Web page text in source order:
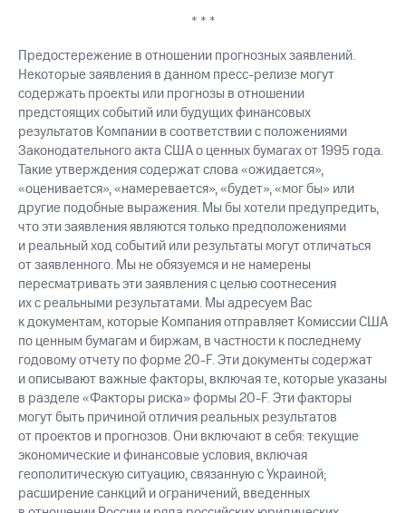
* * *
Предостережение в отношении прогнозных заявлений.
Некоторые заявления в данном пресс-релизе могут
содержать проекты или прогнозы в отношении
предстоящих событий или будущих финансовых
результатов Компании в соответствии с положениями
Законодательного акта США о ценных бумагах от 1995 года.
Такие утверждения содержат слова «ожидается»,
«оценивается», «намеревается», «будет», «мог бы» или
другие подобные выражения. Мы бы хотели предупредить,
что эти заявления являются только предположениями
и реальный ход событий или результаты могут отличаться
от заявленного. Мы не обязуемся и не намерены
пересматривать эти заявления с целью соотнесения
их с реальными результатами. Мы адресуем Вас
к документам, которые Компания отправляет Комиссии США
по ценным бумагам и биржам, в частности к последнему
годовому отчету по форме 20-F. Эти документы содержат
и описывают важные факторы, включая те, которые указаны
в разделе «Факторы риска» формы 20-F. Эти факторы
могут быть причиной отличия реальных результатов
от проектов и прогнозов. Они включают в себя: текущие
экономические и финансовые условия, включая
геополитическую ситуацию, связанную с Украиной;
расширение санкций и ограничений, введенных